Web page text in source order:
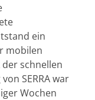
ein
mobilen
der schnellen
SERRA war
Wochen